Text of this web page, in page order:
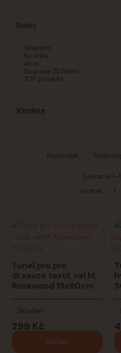
Štítky
Skladem
Novinka
Akce
Doprava ZDARMA
TOP produkt
Výrobce
Nejnovější
Zobrazuji 1-
strana
Tunel pro pro
dr.savce textil, vel.M,
Rosewood 15x90cm
299 Kč
Skladem
Detail